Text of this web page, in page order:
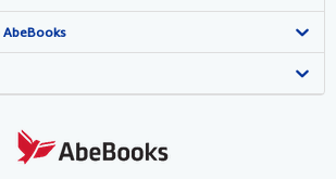
y guías
AbeBooks